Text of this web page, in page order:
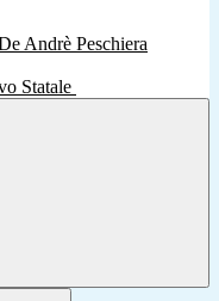
Statale